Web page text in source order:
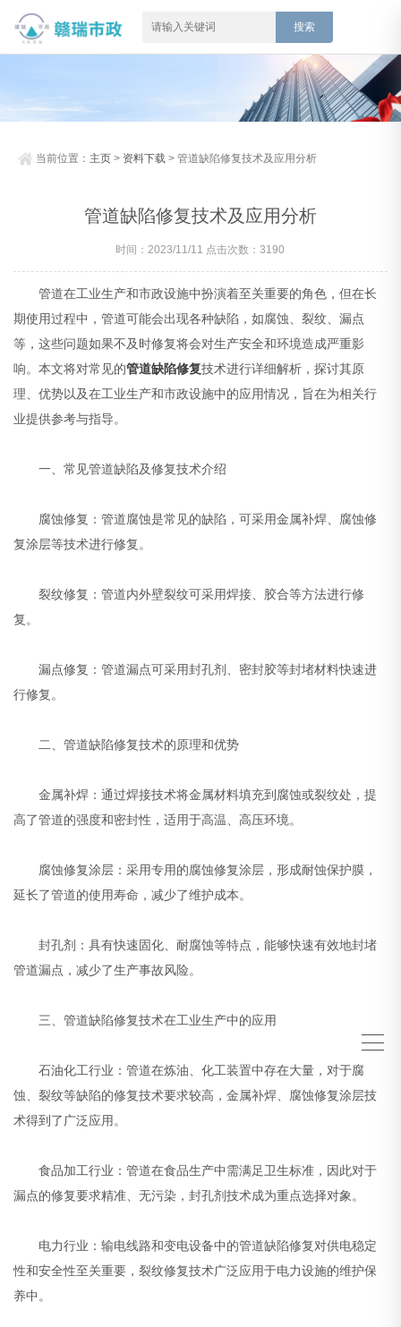
当前位置： 主页 > 资料下载 > 管道缺陷修复技术及应用分析
管道缺陷修复技术及应用分析
时间：2023/11/11 点击次数：3190
管道在工业生产和市政设施中扮演着至关重要的角色，但在长
期使用过程中，管道可能会出现各种缺陷，如腐蚀、裂纹、漏点
等，这些问题如果不及时修复将会对生产安全和环境造成严重影
响。本文将对常见的管道缺陷修复技术进行详细解析，探讨其原
理、优势以及在工业生产和市政设施中的应用情况，旨在为相关行
业提供参考与指导。
一、常见管道缺陷及修复技术介绍
腐蚀修复：管道腐蚀是常见的缺陷，可采用金属补焊、腐蚀修
复涂层等技术进行修复。
裂纹修复：管道内外壁裂纹可采用焊接、胶合等方法进行修
复。
漏点修复：管道漏点可采用封孔剂、密封胶等封堵材料快速进
行修复。
二、管道缺陷修复技术的原理和优势
金属补焊：通过焊接技术将金属材料填充到腐蚀或裂纹处，提
高了管道的强度和密封性，适用于高温、高压环境。
腐蚀修复涂层：采用专用的腐蚀修复涂层，形成耐蚀保护膜，
延长了管道的使用寿命，减少了维护成本。
封孔剂：具有快速固化、耐腐蚀等特点，能够快速有效地封堵
管道漏点，减少了生产事故风险。
三、管道缺陷修复技术在工业生产中的应用
石油化工行业：管道在炼油、化工装置中存在大量，对于腐
蚀、裂纹等缺陷的修复技术要求较高，金属补焊、腐蚀修复涂层技
术得到了广泛应用。
食品加工行业：管道在食品生产中需满足卫生标准，因此对于
漏点的修复要求精准、无污染，封孔剂技术成为重点选择对象。
电力行业：输电线路和变电设备中的管道缺陷修复对供电稳定
性和安全性至关重要，裂纹修复技术广泛应用于电力设施的维护保
养中。